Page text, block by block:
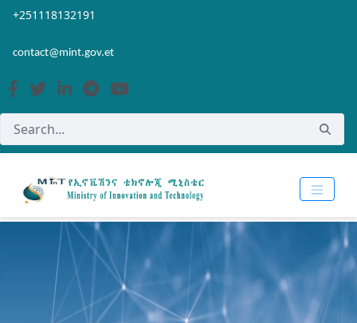
Skip to Main Content
Open Accessibility Menu
+251118132191
contact@mint.gov.et